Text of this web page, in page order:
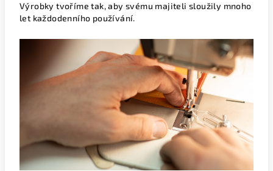
Výrobky tvoříme tak, aby svému majiteli sloužily mnoho
let každodenního používání.